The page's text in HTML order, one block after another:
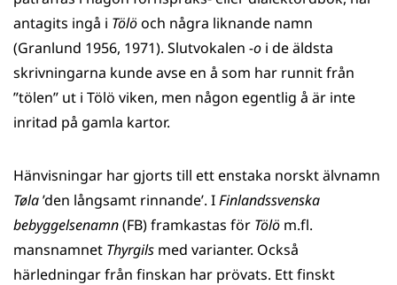
antagits ingå i Tölöoch några liknande namn
(Granlund 1956, 1971). Slutvokalen -o i de äldsta
skrivningarna kunde avse en å som har runnit från
”tölen” ut i Tölö viken, men någon egentlig å är inte
inritad på gamla kartor.
Hänvisningar har gjorts till ett enstaka norskt älvnamn
Tøla’den långsamt rinnande’. IFinlandssvenska
bebyggelsenamn(FB) framkastas för Tölö m.fl.
mansnamnet Thyrgils med varianter. Också
härledningar från finskan har prövats. Ett finskt